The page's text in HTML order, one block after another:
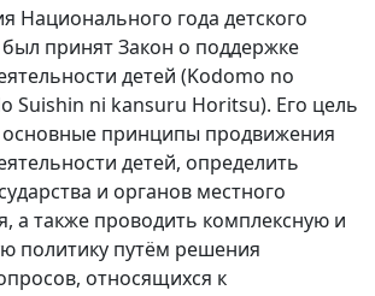
Национального года детского
был принят Закон о поддержке
детей (Kodomo no
Suishin ni kansuru Horitsu). Его цель
принципы продвижения
детей, определить
и органов местного
а также проводить комплексную и
политику путём решения
относящихся к